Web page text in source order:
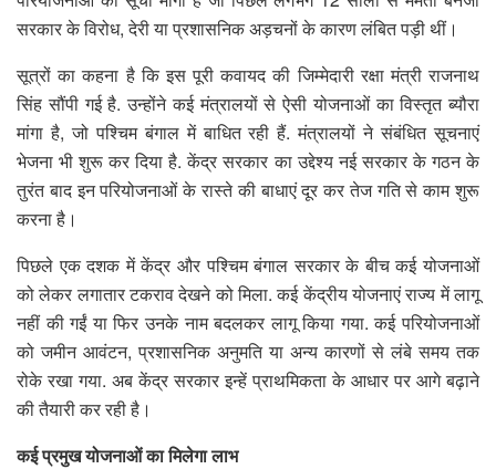
सरकार के विरोध, देरी या प्रशासनिक अड़चनों के कारण लंबित पड़ी थीं।
सूत्रों का कहना है कि इस पूरी कवायद की जिम्मेदारी रक्षा मंत्री राजनाथ
सिंह सौंपी गई है. उन्होंने कई मंत्रालयों से ऐसी योजनाओं का विस्तृत ब्यौरा
मांगा है, जो पश्चिम बंगाल में बाधित रही हैं. मंत्रालयों ने संबंधित सूचनाएं
भेजना भी शुरू कर दिया है. केंद्र सरकार का उद्देश्य नई सरकार के गठन के
तुरंत बाद इन परियोजनाओं के रास्ते की बाधाएं दूर कर तेज गति से काम शुरू
करना है।
पिछले एक दशक में केंद्र और पश्चिम बंगाल सरकार के बीच कई योजनाओं
को लेकर लगातार टकराव देखने को मिला. कई केंद्रीय योजनाएं राज्य में लागू
नहीं की गईं या फिर उनके नाम बदलकर लागू किया गया. कई परियोजनाओं
को जमीन आवंटन, प्रशासनिक अनुमति या अन्य कारणों से लंबे समय तक
रोके रखा गया. अब केंद्र सरकार इन्हें प्राथमिकता के आधार पर आगे बढ़ाने
की तैयारी कर रही है।
कई प्रमुख योजनाओं का मिलेगा लाभ